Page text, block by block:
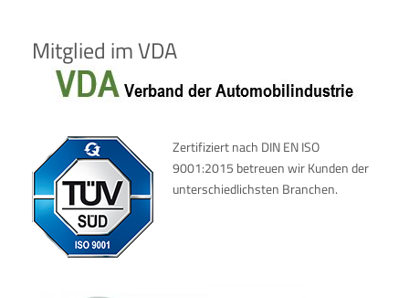
Mitglied im VDA
Zertifiziert nach DIN EN ISO
9001:2015 betreuen wir Kunden der
unterschiedlichsten Branchen.